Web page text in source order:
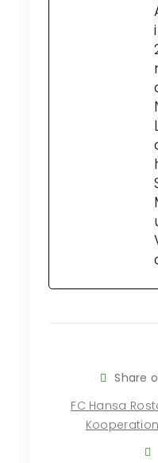
Share
FC Hansa